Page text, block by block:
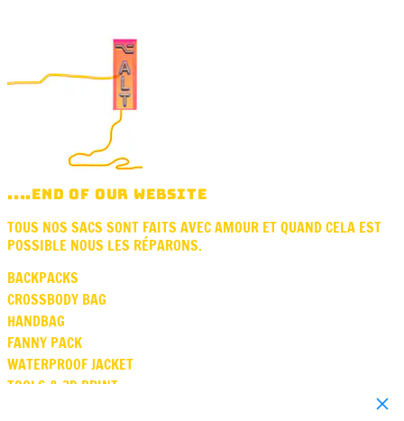
....END OF OUR WEBSITE
TOUS NOS SACS SONT FAITS AVEC AMOUR ET QUAND CELA EST
POSSIBLE NOUS LES RÉPARONS.
BACKPACKS
CROSSBODY BAG
HANDBAG
FANNY PACK
WATERPROOF JACKET
TOOLS & 3D PRINT
Close